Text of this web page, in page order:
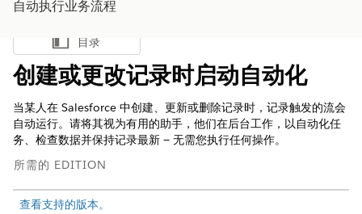
自动执行业务流程
显示目录
目录
创建或更改记录时启动自动化
当某人在 Salesforce 中创建、更新或删除记录时，记录触发的流会
自动运行。请将其视为有用的助手，他们在后台工作，以自动化任
务、检查数据并保持记录最新 — 无需您执行任何操作。
所需的 EDITION
查看支持的版本。